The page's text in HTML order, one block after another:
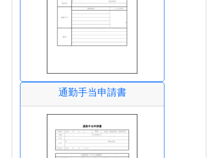
通勤手当申請書